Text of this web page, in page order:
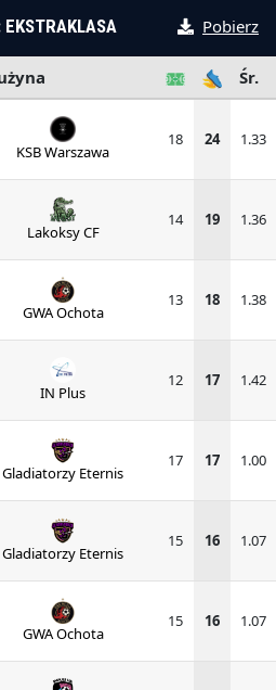
Pobierz
Śr.
KSB Warszawa
18 24 1.33
Lakoksy CF
14 19 1.36
GWA Ochota
13 18 1.38
IN Plus
12 17 1.42
Gladiatorzy Eternis
17 17 1.00
Gladiatorzy Eternis
15 16 1.07
GWA Ochota
15 16 1.07